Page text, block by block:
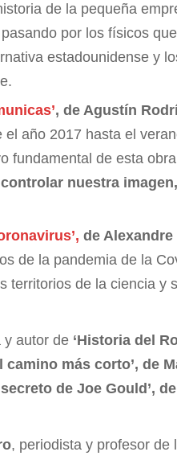
de la pequeña
por los físicos
estadounidense y
, de Agustín
año 2017 hasta el
fundamental de esta
nuestra
de Alexandre
de la pandemia de la
territorios de la ciencia y
y autor de ‘Historia del
camino más corto’, de
secreto de Joe Gould’,
, periodista y profesor de